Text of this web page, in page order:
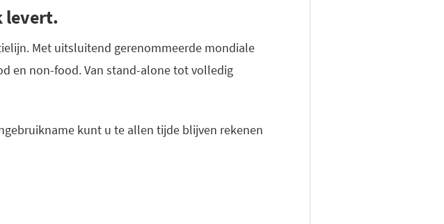
levert.
Met uitsluitend gerenommeerde mondiale
en non-food. Van stand-alone tot volledig
kunt u te allen tijde blijven rekenen